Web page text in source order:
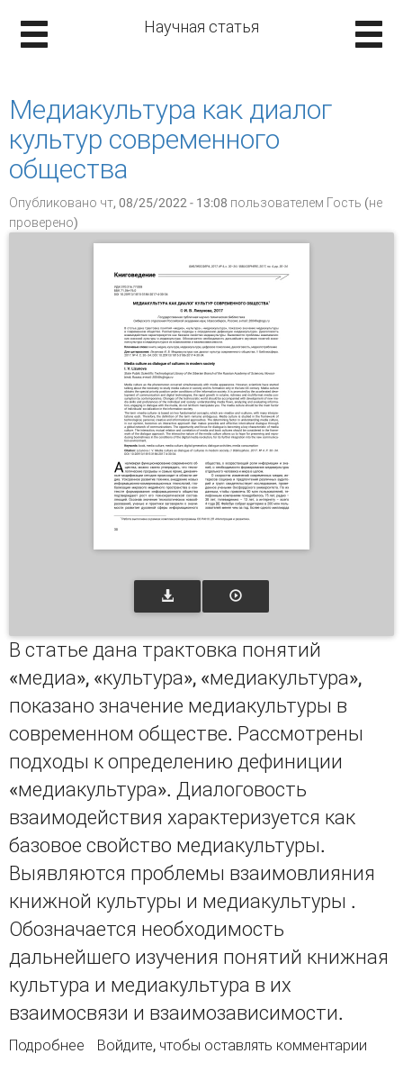
Научная статья
Медиакультура как диалог
культур современного
общества
Опубликовано чт, 08/25/2022 - 13:08 пользователем Гость (не
проверено)
В статье дана трактовка понятий
«медиа», «культура», «медиакультура»,
показано значение медиакультуры в
современном обществе. Рассмотрены
подходы к определению дефиниции
«медиакультура». Диалоговость
взаимодействия характеризуется как
базовое свойство медиакультуры.
Выявляются проблемы взаимовлияния
книжной культуры и медиакультуры .
Обозначается необходимость
дальнейшего изучения понятий книжная
культура и медиакультура в их
взаимосвязи и взаимозависимости.
Подробнее о Медиакультура как диалог культур
Войдите, чтобы оставлять комментарии